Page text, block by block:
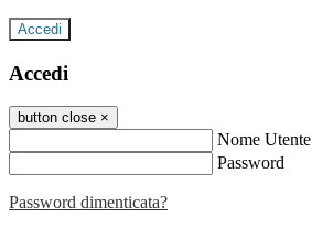
Accedi
Accedi
button close ×
Nome Utente
Password
Password dimenticata?